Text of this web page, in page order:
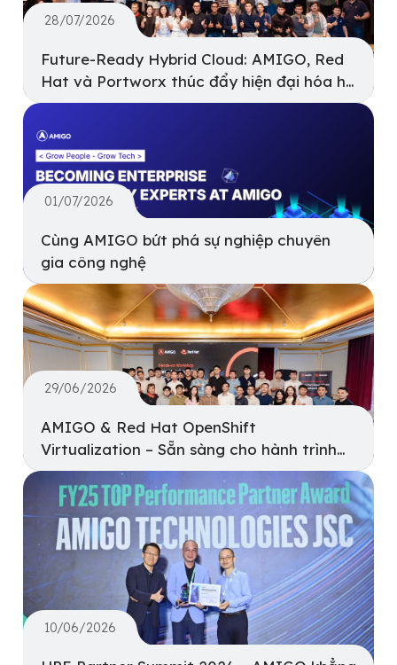
28/07/2026
Future-Ready Hybrid Cloud: AMIGO, Red
Hat và Portworx thúc đẩy hiện đại hóa hạ
tầng và bảo vệ dữ liệu
01/07/2026
Cùng AMIGO bứt phá sự nghiệp chuyên
gia công nghệ
29/06/2026
AMIGO & Red Hat OpenShift
Virtualization – Sẵn sàng cho hành trình
hiện đại hóa hạ tầng
10/06/2026